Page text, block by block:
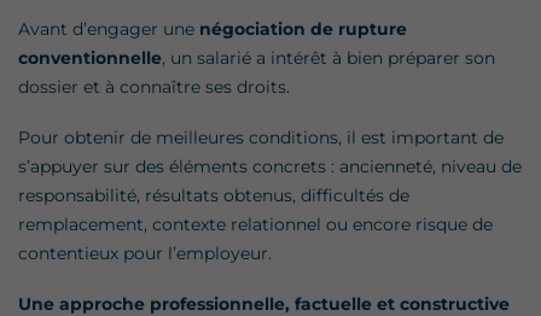
Avant d’engager une négociation de rupture
conventionnelle, un salarié a intérêt à bien préparer son
dossier et à connaître ses droits.
Pour obtenir de meilleures conditions, il est important de
s’appuyer sur des éléments concrets : ancienneté, niveau de
responsabilité, résultats obtenus, difficultés de
remplacement, contexte relationnel ou encore risque de
contentieux pour l’employeur.
Une approche professionnelle, factuelle et constructive